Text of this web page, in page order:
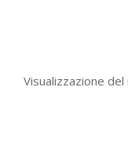
Visualizzazione